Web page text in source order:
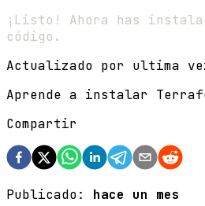
¡Listo! Ahora has
código.
Actualizado por ultima
Aprende a instalar
Compartir
Publicado:
hace un mes